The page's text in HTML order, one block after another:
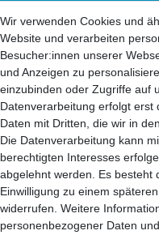
• Wartung
• Reparatur
Unser Adresse:
mifrro Vertiebs GmbH
Von-Braun-Str. 25a
52511 Geilenkirchen
Unser
Wir verwenden Cookies und
Website und verarbeiten
Besucher:innen unserer
und Anzeigen zu
einzubinden oder Zugriffe auf
Datenverarbeitung erfolgt erst
Daten mit Dritten, die wir in
Die Datenverarbeitung kann
berechtigten Interesses
abgelehnt werden. Es besteht
Einwilligung zu einem
widerrufen. Weitere
personenbezogener Daten